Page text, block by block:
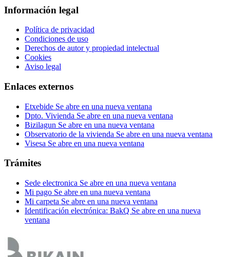
Información legal
Política de privacidad
Condiciones de uso
Derechos de autor y propiedad intelectual
Cookies
Aviso legal
Enlaces externos
Etxebide Se abre en una nueva ventana
Dpto. Vivienda Se abre en una nueva ventana
Bizilagun Se abre en una nueva ventana
Observatorio de la vivienda Se abre en una nueva ventana
Visesa Se abre en una nueva ventana
Trámites
Sede electronica Se abre en una nueva ventana
Mi pago Se abre en una nueva ventana
Mi carpeta Se abre en una nueva ventana
Identificación electrónica: BakQ Se abre en una nueva
ventana